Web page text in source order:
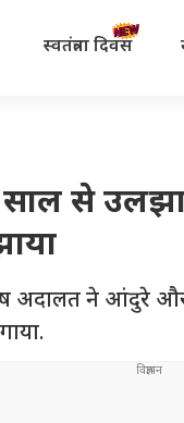
स्वतंत्रता दिवस
साल से
अदालत ने आंदुरे